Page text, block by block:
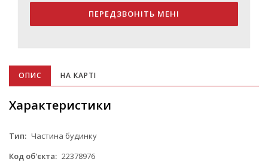
ПЕРЕДЗВОНІТЬ МЕНІ
ОПИС НА КАРТІ
Характеристики
Тип: Частина будинку
Код об'єкта: 22378976